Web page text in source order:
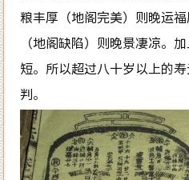
粮丰厚（地阁完美）则晚运
（地阁缺陷）则晚景凄凉。
短。所以超过八十岁以上的
判。